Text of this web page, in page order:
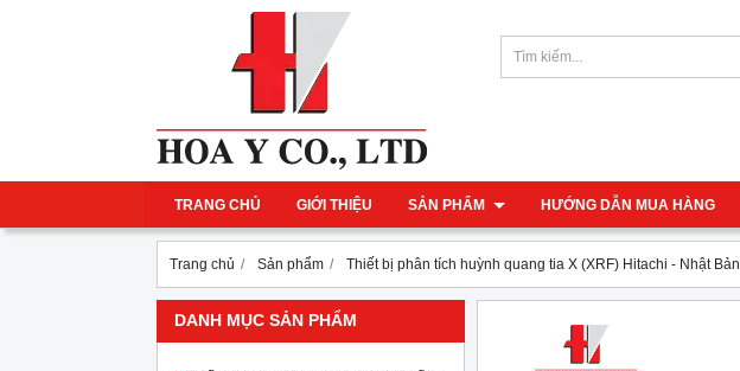
TRANG CHỦ GIỚI THIỆU SẢN PHẨM HƯỚNG DẪN MUA HÀNG
Trang chủ Sản phẩm Thiết bị phân tích huỳnh quang tia X (XRF) Hitachi - Nhật Bản
DANH MỤC SẢN PHẨM